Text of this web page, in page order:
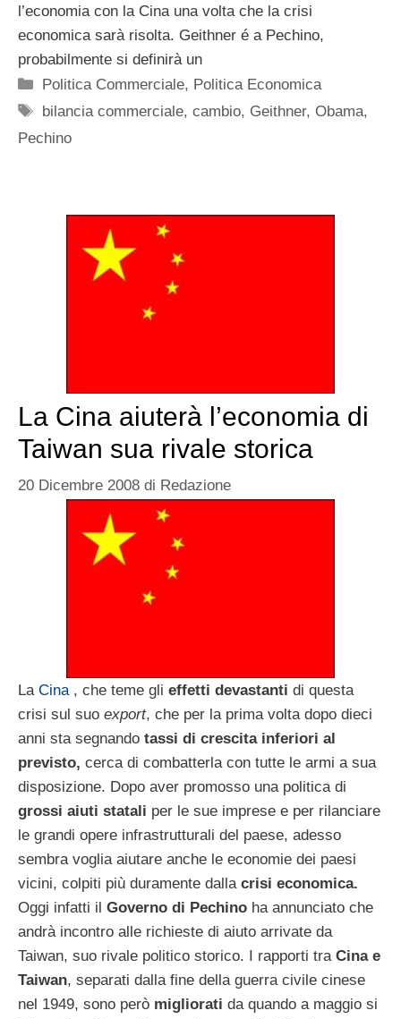
l’economia con la Cina una volta che la crisi
economica sarà risolta. Geithner é a Pechino,
probabilmente si definirà un
Categorie
Politica Commerciale, Politica Economica
Tag
bilancia commerciale,cambio, Geithner,Obama,
Pechino
La Cina aiuterà l’economia di
Taiwan sua rivale storica
20 Dicembre 2008 di Redazione
La Cina, che teme gli effetti devastanti di questa
crisi sul suo export, che per la prima volta dopo dieci
anni sta segnando tassi di crescita inferiori al
previsto, cerca di combatterla con tutte le armi a sua
disposizione. Dopo aver promosso una politica di
grossi aiuti statali per le sue imprese e per rilanciare
le grandi opere infrastrutturali del paese, adesso
sembra voglia aiutare anche le economie dei paesi
vicini, colpiti più duramente dalla crisi economica.
Oggi infatti il Governo di Pechino ha annunciato che
andrà incontro alle richieste di aiuto arrivate da
Taiwan, suo rivale politico storico. I rapporti tra Cina e
Taiwan, separati dalla fine della guerra civile cinese
nel 1949, sono però migliorati da quando a maggio si